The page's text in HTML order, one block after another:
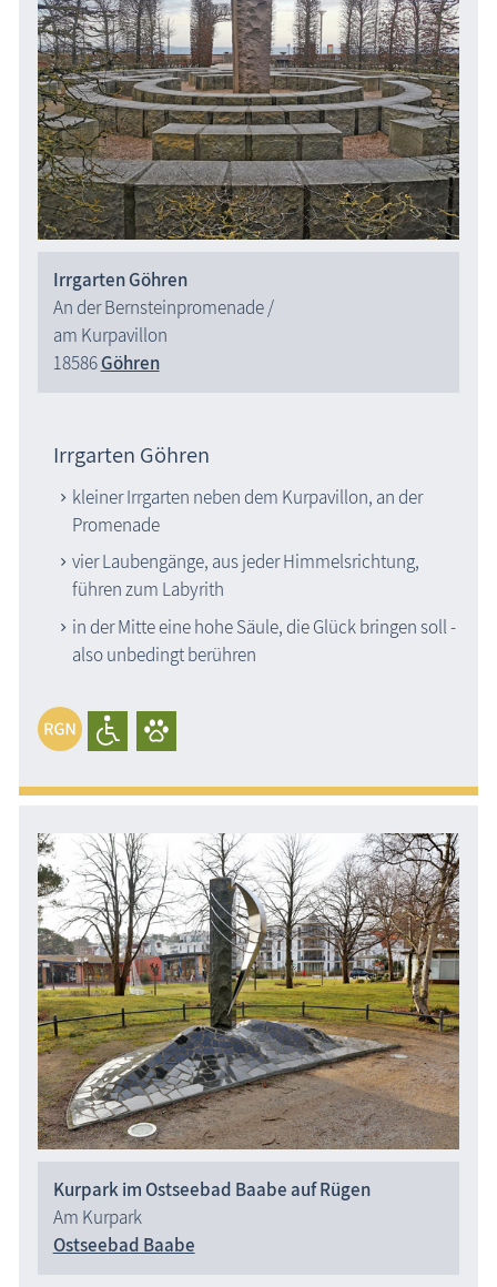
Irrgarten Göhren
An der Bernsteinpromenade /
am Kurpavillon
18586Göhren
Irrgarten Göhren
kleiner Irrgarten neben dem Kurpavillon, an der
Promenade
vier Laubengänge, aus jeder Himmelsrichtung,
führen zum Labyrith
in der Mitte eine hohe Säule, die Glück bringen soll -
also unbedingt berühren
Kurpark im Ostseebad Baabe auf Rügen
Am Kurpark
Ostseebad Baabe